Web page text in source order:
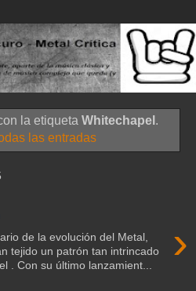
la etiqueta Whitechapel .
las entradas
›
de la evolución del Metal,
tejido un patrón tan intrincado
. Con su último lanzamient...